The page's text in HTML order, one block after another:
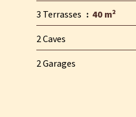
3 Terrasses
40 m²
2 Caves
2 Garages